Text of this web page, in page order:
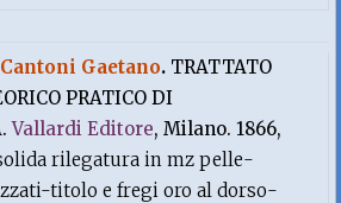
Cantoni Gaetano. TRATTATO
PRATICO DI
Vallardi Editore, Milano. 1866,
rilegatura in mz pelle-
titolo e fregi oro al dorso-